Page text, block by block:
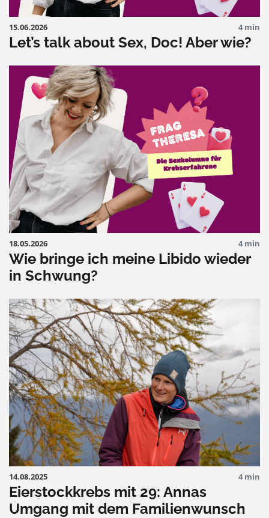
15.06.2026 4 min
Let’s talk about Sex, Doc! Aber wie?
18.05.2026 4 min
Wie bringe ich meine Libido wieder
in Schwung?
14.08.2025 4 min
Eierstockkrebs mit 29: Annas
Umgang mit dem Familienwunsch